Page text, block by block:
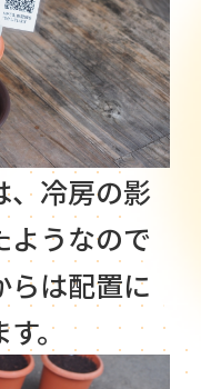
、冷房の影
ようなので
らは配置に
。